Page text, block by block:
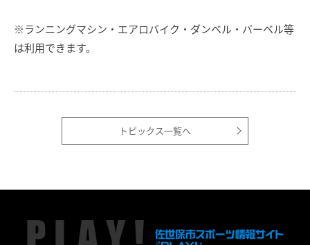
※ランニングマシン・エアロバイク・ダンベル・バーベル等
は利用できます。
トピックス一覧へ